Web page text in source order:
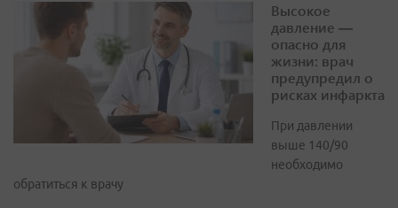
Высокое
давление —
опасно для
жизни: врач
предупредил о
рисках инфаркта
При давлении
выше 140/90
необходимо
обратиться к врачу